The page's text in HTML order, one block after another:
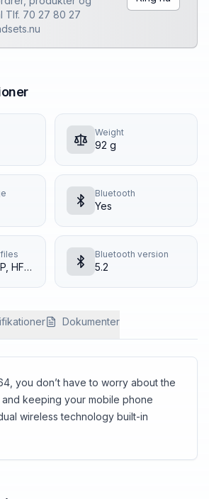
Tlf. 70 27 80 27
Weight
92 g
Bluetooth
Yes
A2DP, AVRCP, HFP, SPP
Bluetooth version
5.2
Dokumenter
you don’t have to worry about the
keeping your mobile phone
wireless technology built-in